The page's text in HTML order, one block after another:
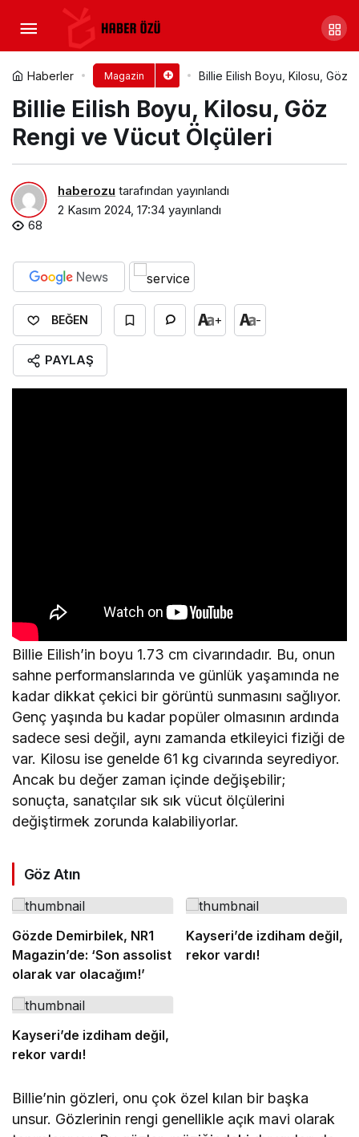
Haberler Magazin Billie Eilish Boyu, Kilosu, Göz
Billie Eilish Boyu, Kilosu, Göz
Rengi ve Vücut Ölçüleri
haberozu tarafından yayınlandı
2 Kasım 2024, 17:34 yayınlandı
68
BEĞEN + -
PAYLAŞ
Billie Eilish’in boyu 1.73 cm civarındadır. Bu, onun
sahne performanslarında ve günlük yaşamında ne
kadar dikkat çekici bir görüntü sunmasını sağlıyor.
Genç yaşında bu kadar popüler olmasının ardında
sadece sesi değil, aynı zamanda etkileyici fiziği de
var. Kilosu ise genelde 61 kg civarında seyrediyor.
Ancak bu değer zaman içinde değişebilir;
sonuçta, sanatçılar sık sık vücut ölçülerini
değiştirmek zorunda kalabiliyorlar.
Göz Atın
Gözde Demirbilek, NR1
Magazin’de: ‘Son assolist
olarak var olacağım!’
Kayseri’de izdiham değil,
rekor vardı!
Kayseri’de izdiham değil,
rekor vardı!
Billie’nin gözleri, onu çok özel kılan bir başka
unsur. Gözlerinin rengi genellikle açık mavi olarak
Victoria Beckham Kimdir?
Victoria Beckham Gençliği
Yorum Yap